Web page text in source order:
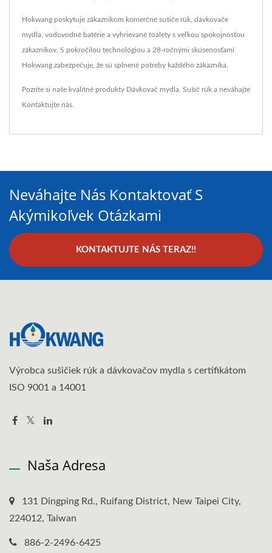
Hokwang poskytuje zákazníkom komerčné sušiče rúk, dávkovače
mydla, vodovodné batérie a vyhrievané toalety s veľkou spokojnosťou
zákazníkov. S pokročilou technológiou a 28-ročnými skúsenosťami
Hokwang zabezpečuje, že sú splnené potreby každého zákazníka.
Pozrite si naše kvalitné produkty Dávkovač mydla, Sušič rúk a neváhajte
Kontaktujte nás.
Neváhajte Nás Kontaktovať S
Akýmikoľvek Otázkami
KONTAKTUJTE NÁS TERAZ!!
Výrobca sušičiek rúk a dávkovačov mydla s certifikátom
ISO 9001 a 14001
Naša Adresa
131 Dingping Rd., Ruifang District, New Taipei City,
224012, Taiwan
886-2-2496-6425